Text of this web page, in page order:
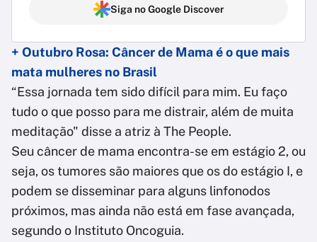
Siga no Google Discover
+ Outubro Rosa: Câncer de Mama é o que mais
mata mulheres no Brasil
“Essa jornada tem sido difícil para mim. Eu faço
tudo o que posso para me distrair, além de muita
meditação" disse a atriz à The People.
Seu câncer de mama encontra-se em estágio 2, ou
seja, os tumores são maiores que os do estágio I, e
podem se disseminar para alguns linfonodos
próximos, mas ainda não está em fase avançada,
segundo o Instituto Oncoguia.